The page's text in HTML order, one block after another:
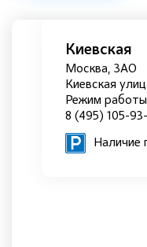
Киевская
Москва, ЗАО
Киевская
Режим
8 (495) 105-
Наличие